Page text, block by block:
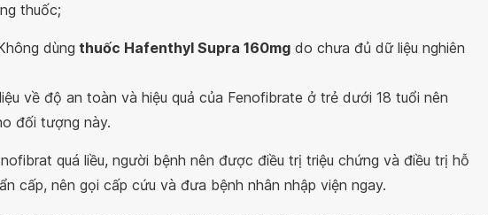
thuốc;
dùng thuốc Hafenthyl Supra 160mg do chưa đủ dữ liệu nghiên
về độ an toàn và hiệu quả của Fenofibrate ở trẻ dưới 18 tuổi nên
đối tượng này.
quá liều, người bệnh nên được điều trị triệu chứng và điều trị hỗ
cấp, nên gọi cấp cứu và đưa bệnh nhân nhập viện ngay.